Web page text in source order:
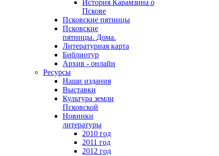
История Карамзина о
Пскове
Псковские пятницы
Псковские
пятницы. Дома.
Литературная карта
Библиотур
Архив - онлайн
Ресурсы
Наши издания
Выставки
Культура земли
Псковской
Новинки
литературы
2010 год
2011 год
2012 год